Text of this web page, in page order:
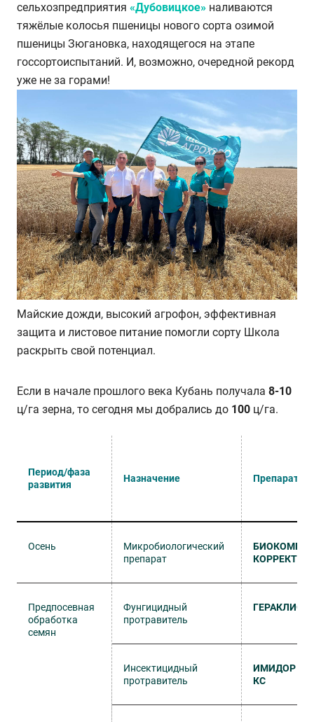
сельхозпредприятия «Дубовицкое» наливаются
тяжёлые колосья пшеницы нового сорта озимой
пшеницы Зюгановка, находящегося на этапе
госсортоиспытаний. И, возможно, очередной рекорд
уже не за горами!
Майские дожди, высокий агрофон, эффективная
защита и листовое питание помогли сорту Школа
раскрыть свой потенциал.
Если в начале прошлого века Кубань получала 8-10
ц/га зерна, то сегодня мы добрались до 100 ц/га.
Период/фаза
развития
Назначение Препарат
Осень
Микробиологический
препарат
КОРРЕКТ
Предпосевная
обработка
семян
Фунгицидный
протравитель
ГЕРАКЛИОН,
Инсектицидный
протравитель
ИМИДОР
КС